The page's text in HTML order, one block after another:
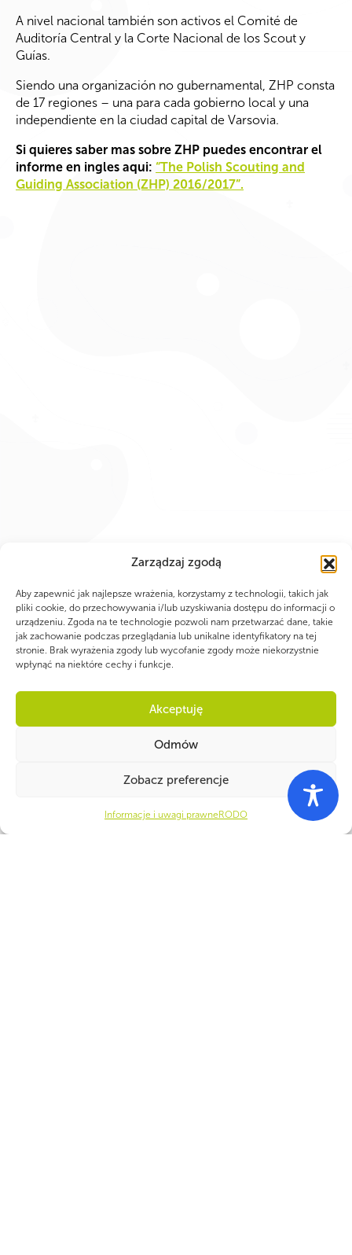
Zarządzaj zgodą
Aby zapewnić jak najlepsze wrażenia, korzystamy z technologii, takich jak
pliki cookie, do przechowywania i/lub uzyskiwania dostępu do informacji o
urządzeniu. Zgoda na te technologie pozwoli nam przetwarzać dane, takie
jak zachowanie podczas przeglądania lub unikalne identyfikatory na tej
stronie. Brak wyrażenia zgody lub wycofanie zgody może niekorzystnie
wpłynąć na niektóre cechy i funkcje.
Akceptuję
Odmów
Zobacz preferencje
Informacje i uwagi prawne RODO
A nivel nacional también son activos el Comité de
Auditoría Central y la Corte Nacional de los Scout y
Guías.
Siendo una organización no gubernamental, ZHP consta
de 17 regiones – una para cada gobierno local y una
independiente en la ciudad capital de Varsovia.
Si quieres saber mas sobre ZHP puedes encontrar el
informe en ingles aqui: “The Polish Scouting and
Guiding Association (ZHP) 2016/2017”.
PARTNERZY